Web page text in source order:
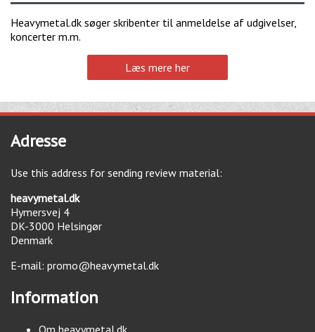
Heavymetal.dk søger skribenter til anmeldelse af udgivelser,
koncerter m.m.
Læs mere her
Adresse
Use this address for sending review material:
heavymetal.dk
Hymersvej 4
DK-3000 Helsingør
Denmark
E-mail: promo@heavymetal.dk
Information
Om heavymetal.dk